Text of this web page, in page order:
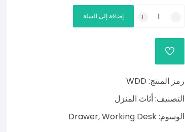
إضافة إلى السلة
رمز المنتج: WDD
التصنيف:أثاث المنزل
الوسوم:
Drawer,Working Desk